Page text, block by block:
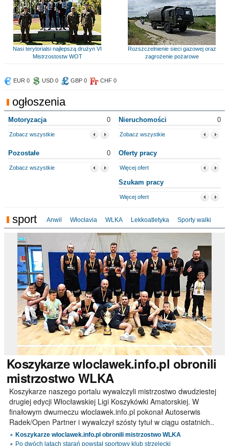
Nasi terytorialsi najlepszą drużyn VI
Mistrzostostw WOT
Rozszczelnienie sieci gazowej oraz
zagrożenie pożarowe
EUR 0 USD 0 GBP 0 CHF 0
ogłoszenia
Motoryzacja 0
Zobacz wszystkie
Nieruchomości 0
Zobacz wszystkie
Pozostałe 0
Zobacz wszystkie
Oferty pracy
Więcej ofert
Szukam pracy
Więcej ofert
sport Anwil Włocłavia WLKA Lekkoatletyka Sporty walki
Koszykarzewloclawek.info.pl obronili
mistrzostwo WLKA
Koszykarze naszego portalu wywalczyli mistrzostwo dwudziestej
drugiej edycji Włocławskiej Ligi Koszykówki Amatorskiej. W
finałowym dwumeczu wloclawek.info.pl pokonał Autoserwis
Radek/Open Partner i wywalczył szósty tytuł w ciągu ostatnich..
Koszykarze wloclawek.info.pl obronili mistrzostwo WLKA
Po dwóch latach starań powstał sportowy klub strzelecki